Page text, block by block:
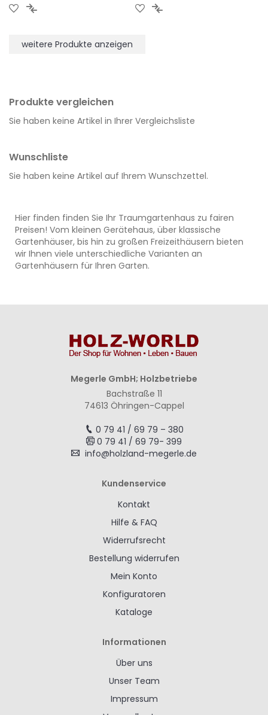
ZUR
HINZUFÜGEN
ZUR
HINZUFÜGEN
ZURZUR
weitere Produkte anzeigen
Produkte vergleichen
Sie haben keine Artikel in Ihrer Vergleichsliste
Wunschliste
Sie haben keine Artikel auf Ihrem Wunschzettel.
Hier finden finden Sie Ihr Traumgartenhaus zu fairen
Preisen! Vom kleinen Gerätehaus, über klassische
Gartenhäuser, bis hin zu großen Freizeithäusern bieten
wir Ihnen viele unterschiedliche Varianten an
Gartenhäusern für Ihren Garten.
Megerle GmbH; Holzbetriebe
Bachstraße 11
74613 Öhringen-Cappel
0 79 41 / 69 79 – 380
0 79 41 / 69 79- 399
info@holzland-megerle.de
Kundenservice
Kontakt
Hilfe & FAQ
Widerrufsrecht
Bestellung widerrufen
Mein Konto
Konfiguratoren
Kataloge
Informationen
Über uns
Unser Team
Impressum